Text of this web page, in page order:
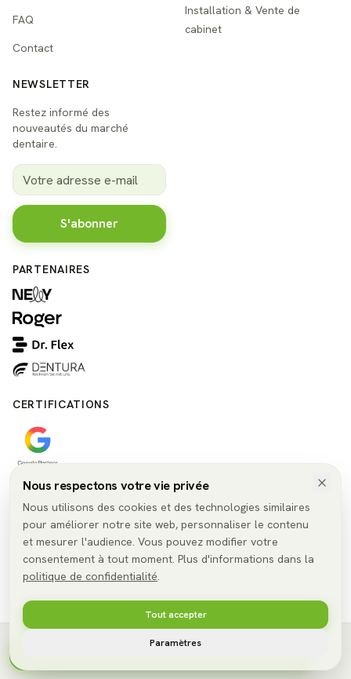
FAQ
Contact
Installation & Vente de
cabinet
NEWSLETTER
Restez informé des
nouveautés du marché
dentaire.
S'abonner
PARTENAIRES
CERTIFICATIONS
🇫🇷 FR
© 2026 SmileConnect GmbH. Tous droits réservés.
Mentions
Déclaration de
confidentialité
Paramètres des
Première consultation gratuite
Nous respectons votre vie privée
Nous utilisons des cookies et des technologies similaires
pour améliorer notre site web, personnaliser le contenu
et mesurer l'audience. Vous pouvez modifier votre
consentement à tout moment. Plus d'informations dans la
politique de confidentialité.
Tout accepter
Paramètres